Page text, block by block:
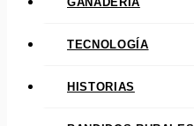
TECNOLOGÍA
HISTORIAS